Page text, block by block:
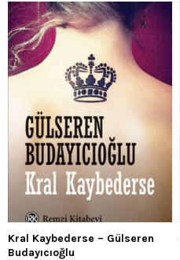
Kral Kaybederse – Gülseren
Budayıcıoğlu